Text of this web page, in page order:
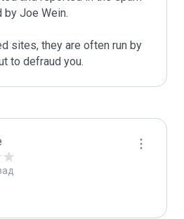
Joe Wein.
sites, they are often run by
to defraud you.